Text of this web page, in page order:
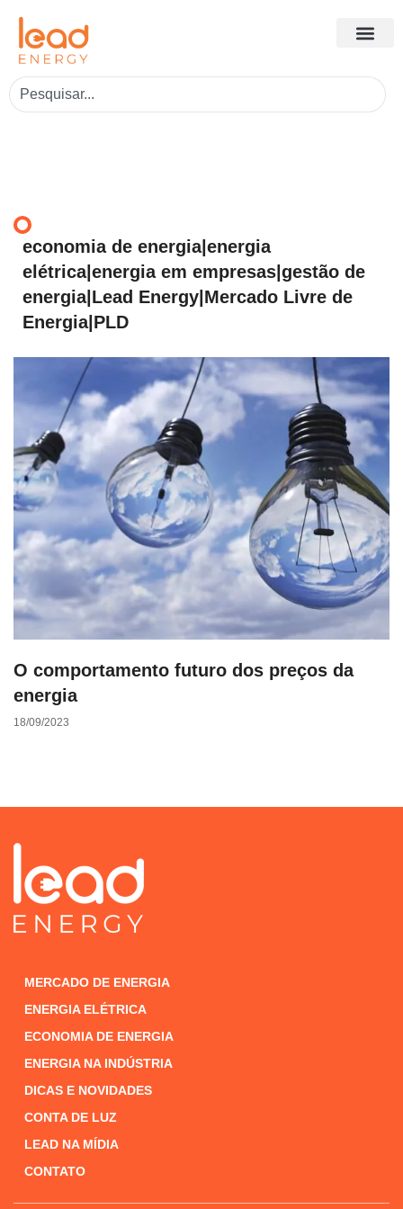
economia de energia|energia
elétrica|energia em empresas|gestão de
energia|Lead Energy|Mercado Livre de
Energia|PLD
O comportamento futuro dos preços da
energia
18/09/2023
MERCADO DE ENERGIA
ENERGIA ELÉTRICA
ECONOMIA DE ENERGIA
ENERGIA NA INDÚSTRIA
DICAS E NOVIDADES
CONTA DE LUZ
LEAD NA MÍDIA
CONTATO